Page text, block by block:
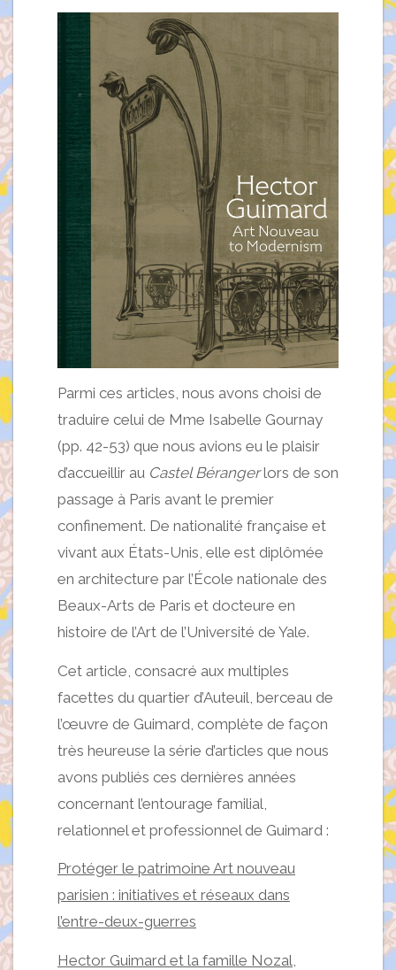
Parmi ces articles, nous avons choisi de
traduire celui de Mme Isabelle Gournay
(pp. 42-53) que nous avions eu le plaisir
d’accueillir au Castel Bérangerlors de son
passage à Paris avant le premier
confinement. De nationalité française et
vivant aux États-Unis, elle est diplômée
en architecture par l’École nationale des
Beaux-Arts de Paris et docteure en
histoire de l’Art de l’Université de Yale.
Cet article, consacré aux multiples
facettes du quartier d’Auteuil, berceau de
l’œuvre de Guimard, complète de façon
très heureuse la série d’articles que nous
avons publiés ces dernières années
concernant l’entourage familial,
relationnel et professionnel de Guimard :
Protéger le patrimoine Art nouveau
parisien : initiatives et réseaux dans
l’entre-deux-guerres
Hector Guimard et la famille Nozal,